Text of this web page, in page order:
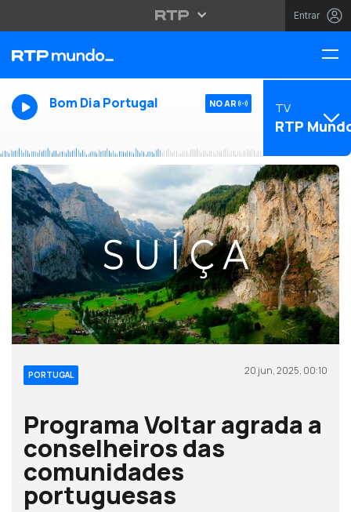
Entrar
Bom Dia Portugal NO AR TV
RTP
PORTUGAL 20 jun, 2025, 00:10
Programa Voltar agrada a
conselheiros das
comunidades
portuguesas